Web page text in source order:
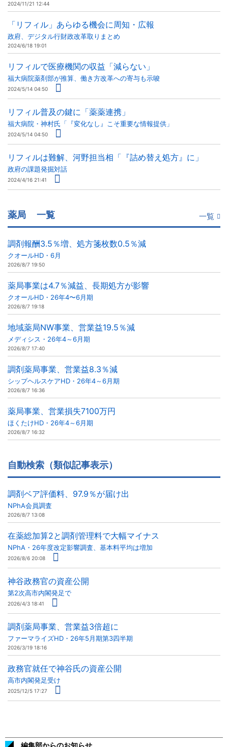
2024/11/21 12:44
「リフィル」あらゆる機会に周知・広報
政府、デジタル行財政改革取りまとめ
2024/6/18 19:01
リフィルで医療機関の収益「減らない」
福大病院薬剤部が推算、働き方改革への寄与も示唆
2024/5/14 04:50
リフィル普及の鍵に「薬薬連携」
福大病院・神村氏「『変化なし』こそ重要な情報提供」
2024/5/14 04:50
リフィルは難解、河野担当相「『詰め替え処方』に」
政府の課題発掘対話
2024/4/16 21:41
薬局 一覧 一覧
調剤報酬3.5％増、処方箋枚数0.5％減
クオールHD・6月
2026/8/7 19:50
薬局事業は4.7％減益、長期処方が影響
クオールHD・26年4〜6月期
2026/8/7 19:18
地域薬局NW事業、営業益19.5％減
メディシス・26年4～6月期
2026/8/7 17:40
調剤薬局事業、営業益8.3％減
シップヘルスケアHD・26年4～6月期
2026/8/7 16:36
薬局事業、営業損失7100万円
ほくたけHD・26年4～6月期
2026/8/7 16:32
自動検索（類似記事表示）
調剤ベア評価料、97.9％が届け出
NPhA会員調査
2026/8/7 13:08
在薬総加算2と調剤管理料で大幅マイナス
NPhA・26年度改定影響調査、基本料平均は増加
2026/8/6 20:08
神谷政務官の資産公開
第2次高市内閣発足で
2026/4/3 18:41
調剤薬局事業、営業益3倍超に
ファーマライズHD・26年5月期第3四半期
2026/3/19 18:16
政務官就任で神谷氏の資産公開
高市内閣発足受け
2025/12/5 17:27
編集部からのお知らせ